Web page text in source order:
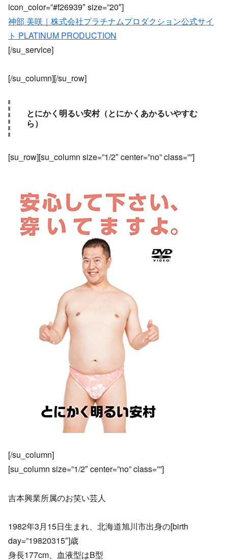
icon_color=”#f26939″ size=”20″]
神部 美咲｜株式会社プラチナムプロダクション公式サイ
ト PLATINUM PRODUCTION
[/su_service]
[/su_column][/su_row]
とにかく明るい安村（とにかくあかるいやすむ
ら）
[su_row][su_column size=”1/2″ center=”no” class=””]
[/su_column]
[su_column size=”1/2″ center=”no” class=””]
吉本興業所属のお笑い芸人
1982年3月15日生まれ、北海道旭川市出身の[birth
day=”19820315″]歳
身長177cm、血液型はB型